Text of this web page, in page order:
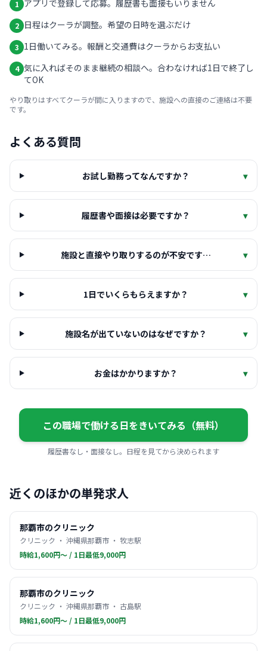
1 アプリで登録して応募。履歴書も面接もいりません
2 日程はクーラが調整。希望の日時を選ぶだけ
3 1日働いてみる。報酬と交通費はクーラからお支払い
4 気に入ればそのまま継続の相談へ。合わなければ1日で終了し
てOK
やり取りはすべてクーラが間に入りますので、施設への直接のご連絡は不要
です。
よくある質問
お試し勤務ってなんですか？ ▾
履歴書や面接は必要ですか？ ▾
施設と直接やり取りするのが不安です… ▾
1日でいくらもらえますか？ ▾
施設名が出ていないのはなぜですか？ ▾
お金はかかりますか？ ▾
この職場で働ける日をきいてみる（無料）
履歴書なし・面接なし。日程を見てから決められます
近くのほかの単発求人
那覇市のクリニック
クリニック ・ 沖縄県那覇市 ・ 牧志駅
時給1,600円〜 / 1日最低9,000円
那覇市のクリニック
クリニック ・ 沖縄県那覇市 ・ 古島駅
時給1,600円〜 / 1日最低9,000円